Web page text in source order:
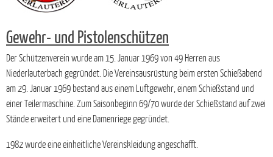
Gewehr- und Pistolenschützen
Der Schützenverein wurde am 15. Januar 1969 von 49 Herren aus
Niederlauterbach gegründet. Die Vereinsausrüstung beim ersten Schießabend
am 29. Januar 1969 bestand aus einem Luftgewehr, einem Schießstand und
einer Teilermaschine. Zum Saisonbeginn 69/70 wurde der Schießstand auf zwei
Stände erweitert und eine Damenriege gegründet.
1982 wurde eine einheitliche Vereinskleidung angeschafft.